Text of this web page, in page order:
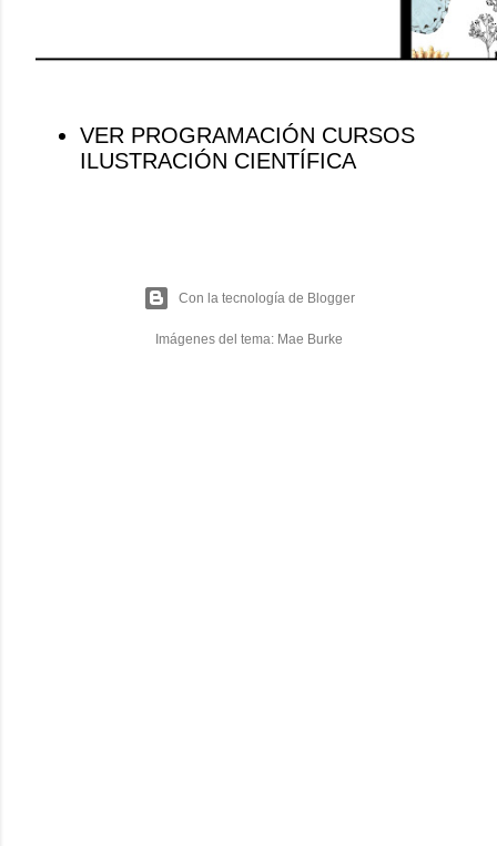
VER PROGRAMACIÓN CURSOS
ILUSTRACIÓN CIENTÍFICA
Con la tecnología de Blogger
Imágenes del tema: Mae Burke